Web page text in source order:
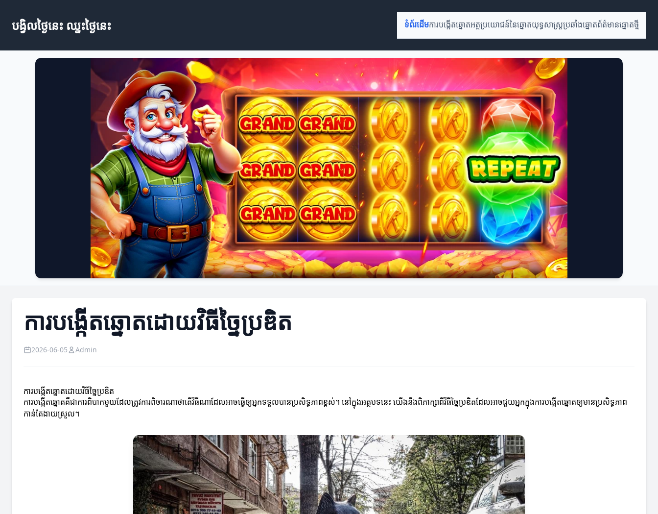
បង្វិលថ្ងៃនេះ ឈ្នះថ្ងៃនេះ ទំព័រដើមការបង្កើតឆ្នោតអត្ថប្រយោជន៍នៃឆ្នោតយុទ្ធសាស្ត្រប្រឆាំងឆ្នោតព័ត៌មានឆ្នោតថ្មី
ការបង្កើតឆ្នោតដោយវិធីច្នៃប្រឌិត
2026-06-05 Admin
ការបង្កើតឆ្នោតដោយវិធីច្នៃប្រឌិត
ការបង្កើតឆ្នោតគឺជាការពិបាកមួយដែលត្រូវការពិចារណាថាតើវិធីណាដែលអាចធ្វើឲ្យអ្នកទទួលបានប្រសិទ្ធភាពខ្ពស់។ នៅក្នុងអត្ថបទនេះ យើងនឹងពិភាក្សាពីវិធីច្នៃប្រឌិតដែលអាចជួយអ្នកក្នុងការបង្កើតឆ្នោតឲ្យមានប្រសិទ្ធភាព
កាន់តែងាយស្រួល។